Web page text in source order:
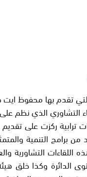
تقدم بها محفوظ
التشاوري الذي نظم
ترابية ركزت على
من برامج التنمية
اللقاءات التشاورية
وكذا خلق